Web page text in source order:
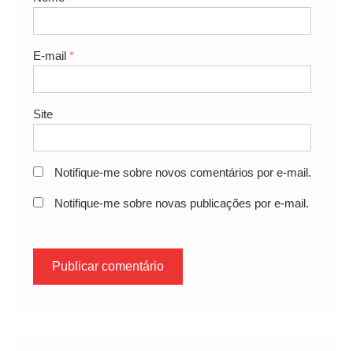
E-mail *
Site
Notifique-me sobre novos comentários por e-mail.
Notifique-me sobre novas publicações por e-mail.